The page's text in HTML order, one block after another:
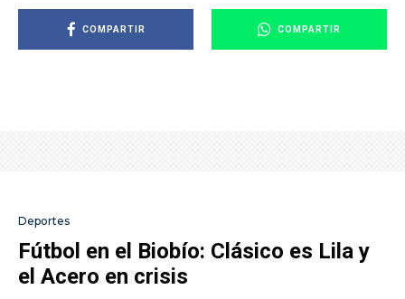
COMPARTIR COMPARTIR
Deportes
Fútbol en el Biobío: Clásico es Lila y
el Acero en crisis